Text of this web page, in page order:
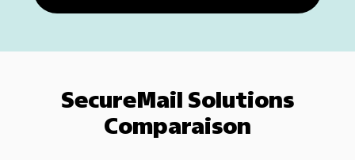
SecureMail Solutions
Comparaison